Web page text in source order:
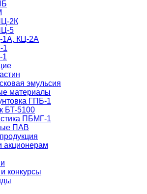
2К
5
1А, КЦ-2А
1
1
эмульсия
материалы
ГПБ-1
БТ-5100
ПБМГ-1
ПАВ
акционерам
конкурсы